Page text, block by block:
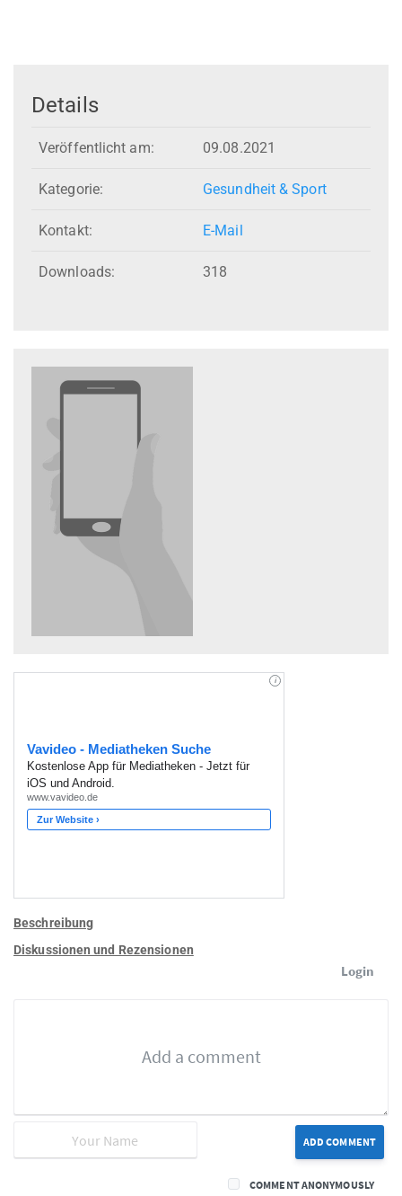
Details
Veröffentlicht am: 09.08.2021
Kategorie: Gesundheit & Sport
Kontakt: E-Mail
Downloads: 318
Beschreibung
Diskussionen und Rezensionen
Login
ADD COMMENT
COMMENT ANONYMOUSLY